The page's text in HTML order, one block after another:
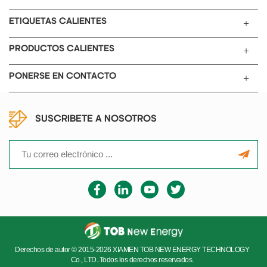
ETIQUETAS CALIENTES
PRODUCTOS CALIENTES
PONERSE EN CONTACTO
SUSCRIBETE A NOSOTROS
Derechos de autor © 2015-2026 XIAMEN TOB NEW ENERGY TECHNOLOGY
Co., LTD..Todos los derechos reservados.